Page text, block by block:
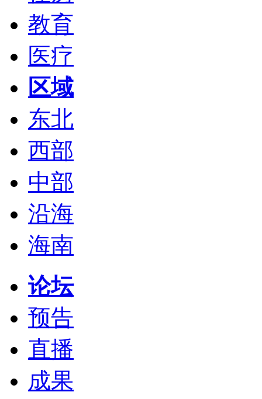
教育
医疗
区域
东北
西部
中部
沿海
海南
论坛
预告
直播
成果